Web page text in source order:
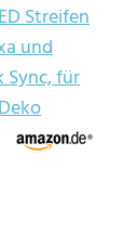
Streifen
und
Sync, für